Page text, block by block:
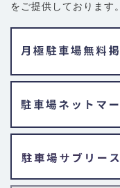
をご提供しております。